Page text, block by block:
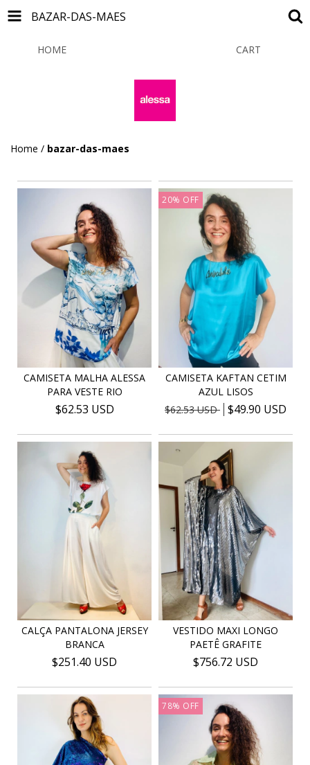
BAZAR-DAS-MAES
HOME CART
Home / bazar-das-maes
CAMISETA MALHA ALESSA
PARA VESTE RIO
$62.53 USD
20% OFF
CAMISETA KAFTAN CETIM
AZUL LISOS
$62.53 USD $49.90 USD
CALÇA PANTALONA JERSEY
BRANCA
$251.40 USD
VESTIDO MAXI LONGO
PAETÊ GRAFITE
$756.72 USD
78% OFF